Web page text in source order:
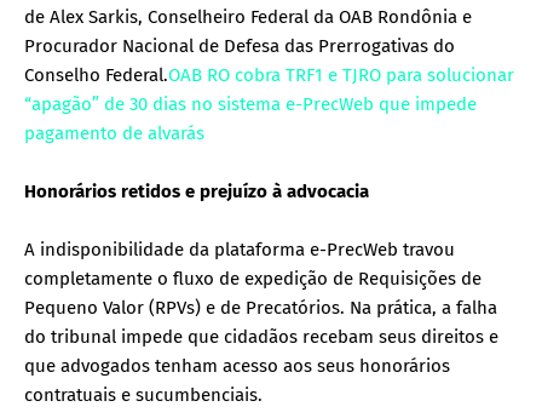
de Alex Sarkis, Conselheiro Federal da OAB Rondônia e
Procurador Nacional de Defesa das Prerrogativas do
Conselho Federal.OAB RO cobra TRF1 e TJRO para solucionar
“apagão” de 30 dias no sistema e-PrecWeb que impede
pagamento de alvarás
Honorários retidos e prejuízo à advocacia
A indisponibilidade da plataforma e-PrecWeb travou
completamente o fluxo de expedição de Requisições de
Pequeno Valor (RPVs) e de Precatórios. Na prática, a falha
do tribunal impede que cidadãos recebam seus direitos e
que advogados tenham acesso aos seus honorários
contratuais e sucumbenciais.